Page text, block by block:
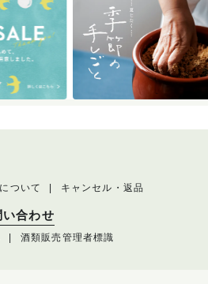
ついて キャンセル・返品
い合わせ
酒類販売管理者標識